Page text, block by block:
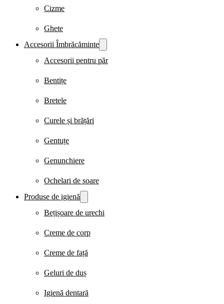
Cizme
Ghete
Accesorii Îmbrăcăminte
Accesorii pentru păr
Bentițe
Bretele
Curele și brățări
Gentuțe
Genunchiere
Ochelari de soare
Produse de igienă
Bețișoare de urechi
Creme de corp
Creme de față
Geluri de duș
Igienă dentară